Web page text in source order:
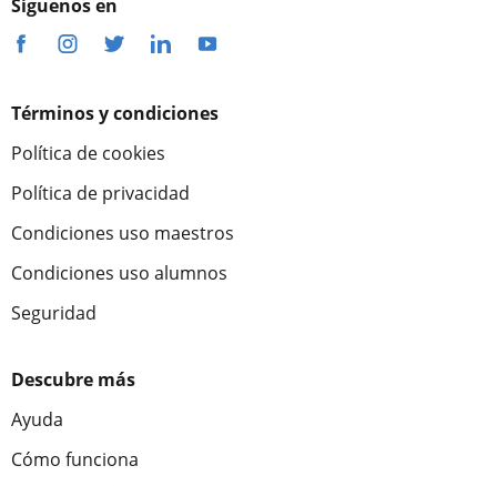
Síguenos en
Términos y condiciones
Política de cookies
Política de privacidad
Condiciones uso maestros
Condiciones uso alumnos
Seguridad
Descubre más
Ayuda
Cómo funciona